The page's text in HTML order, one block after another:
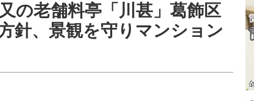
の老舗料亭「川甚」葛飾区
針、景観を守りマンション